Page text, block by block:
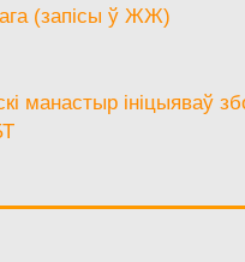
(запісы ў ЖЖ)
манастыр ініцыяваў